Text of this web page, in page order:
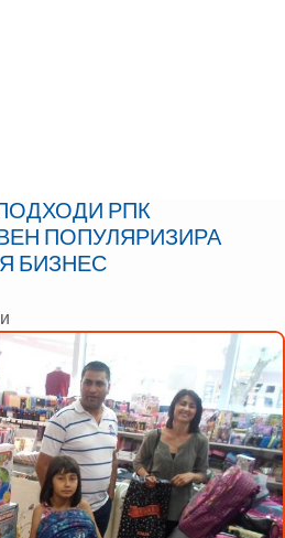
РПК
ПОПУЛЯРИЗИРА
БИЗНЕС